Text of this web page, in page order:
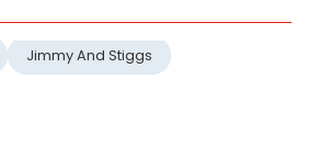
Jimmy And Stiggs